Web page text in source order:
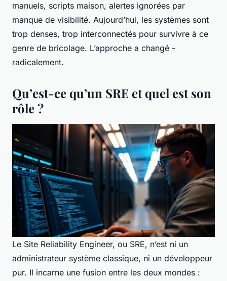
manuels, scripts maison, alertes ignorées par
manque de visibilité. Aujourd’hui, les systèmes sont
trop denses, trop interconnectés pour survivre à ce
genre de bricolage. L’approche a changé -
radicalement.
Qu’est-ce qu’un SRE et quel est son
rôle ?
Le Site Reliability Engineer, ou SRE, n’est ni un
administrateur système classique, ni un développeur
pur. Il incarne une fusion entre les deux mondes :